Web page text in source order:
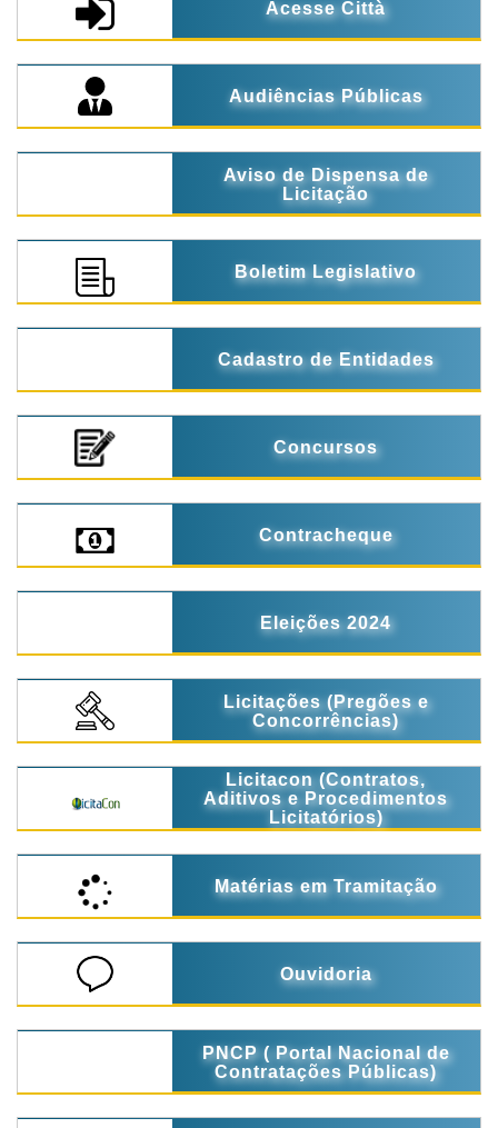
Acesse Città
Audiências Públicas
Aviso de Dispensa de
Licitação
Boletim Legislativo
Cadastro de Entidades
Concursos
Contracheque
Eleições 2024
Licitações (Pregões e
Concorrências)
Licitacon (Contratos,
Aditivos e Procedimentos
Licitatórios)
Matérias em Tramitação
Ouvidoria
PNCP ( Portal Nacional de
Contratações Públicas)